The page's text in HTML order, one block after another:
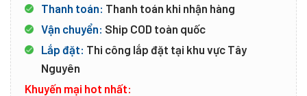
Thanh toán: Thanh toán khi nhận hàng
Vận chuyển: Ship COD toàn quốc
Lắp đặt: Thi công lắp đặt tại khu vực Tây
Nguyên
Khuyến mại hot nhất: